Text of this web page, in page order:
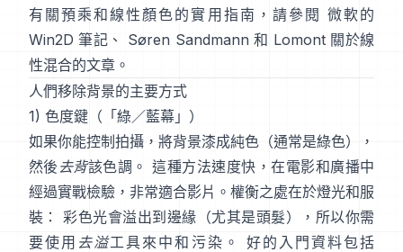
有關預乘和線性顏色的實用指南，請參閱 微軟的
Win2D 筆記 、 Søren Sandmann 和 Lomont 關於線
性混合的文章 。
人們移除背景的主要方式
1) 色度鍵（「綠／藍幕」）
如果你能控制拍攝，將背景漆成純色（通常是綠色），
然後 去背該色調。 這種方法速度快，在電影和廣播中
經過實戰檢驗，非常適合影片。權衡之處在於燈光和服
裝： 彩色光會溢出到邊緣（尤其是頭髮），所以你需
要使用 去溢工具來中和污染。 好的入門資料包括